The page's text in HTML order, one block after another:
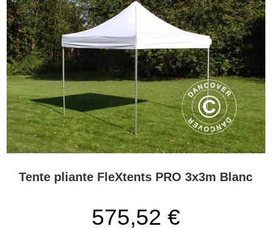
Tente pliante FleXtents PRO 3x3m Blanc
575,52 €